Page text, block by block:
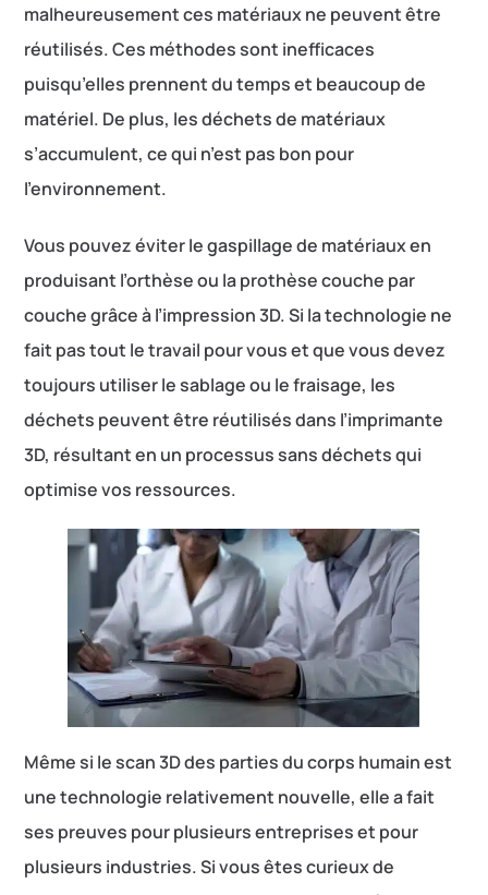
malheureusement ces matériaux ne peuvent être
réutilisés. Ces méthodes sont inefficaces
puisqu’elles prennent du temps et beaucoup de
matériel. De plus, les déchets de matériaux
s’accumulent, ce qui n’est pas bon pour
l’environnement.
Vous pouvez éviter le gaspillage de matériaux en
produisant l’orthèse ou la prothèse couche par
couche grâce à l’impression 3D. Si la technologie ne
fait pas tout le travail pour vous et que vous devez
toujours utiliser le sablage ou le fraisage, les
déchets peuvent être réutilisés dans l’imprimante
3D, résultant en un processus sans déchets qui
optimise vos ressources.
Même si le scan 3D des parties du corps humain est
une technologie relativement nouvelle, elle a fait
ses preuves pour plusieurs entreprises et pour
plusieurs industries. Si vous êtes curieux de